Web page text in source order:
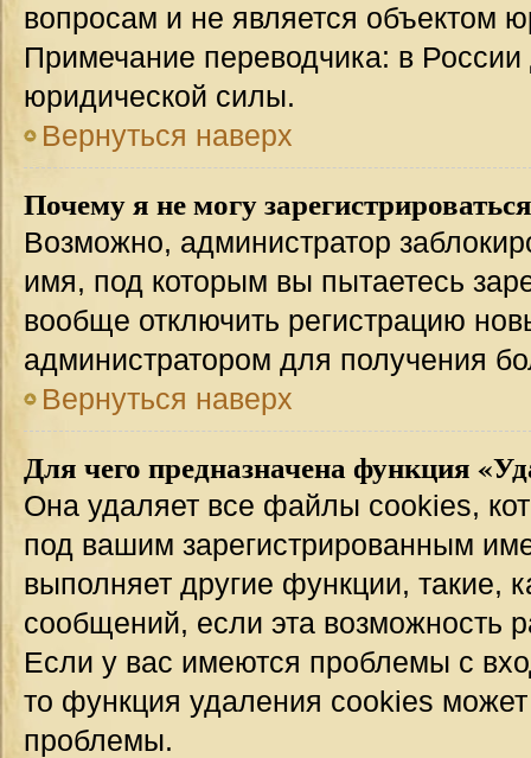
вопросам и не является объектом
Примечание переводчика: в
юридической силы.
Вернуться наверх
Почему я не могу
Возможно, администратор
имя, под которым вы пытаетесь
вообще отключить регистрацию
администратором для получения
Вернуться наверх
Для чего предназначена функция
Она удаляет все файлы cookies,
под вашим зарегистрированным
выполняет другие функции, такие,
сообщений, если эта возможность
Если у вас имеются проблемы с
то функция удаления cookies
проблемы.